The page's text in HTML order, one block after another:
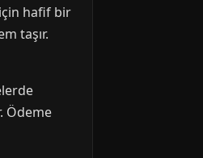
hafif bir
taşır.
Ödeme